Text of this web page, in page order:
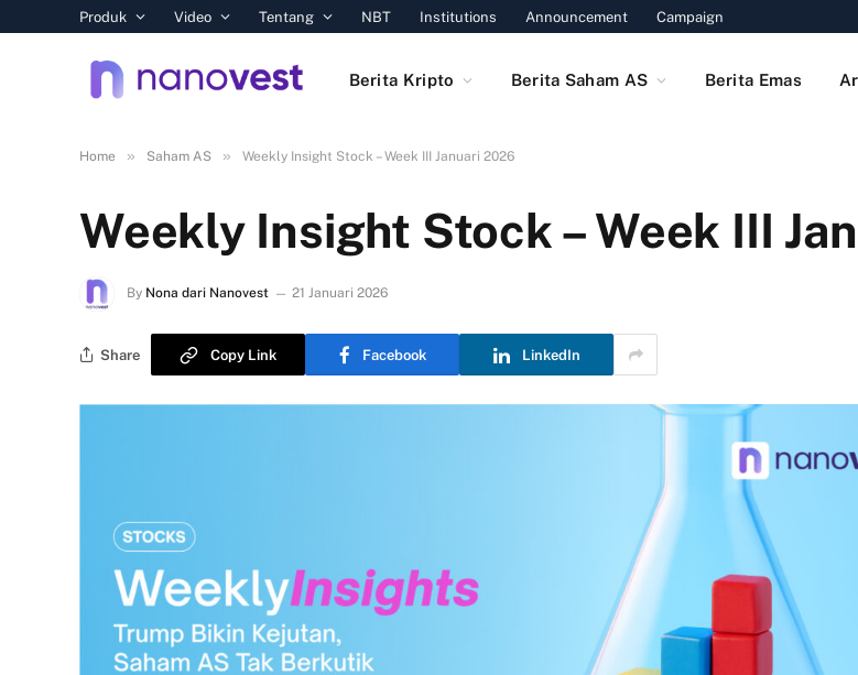
Produk Video Tentang NBT Institutions Announcement Campaign
Berita Kripto Berita Saham AS Berita Emas
Home » Saham AS » Weekly Insight Stock – Week III Januari 2026
Weekly Insight Stock – Week III
By Nona dari Nanovest 21 Januari 2026
Share Copy Link Facebook LinkedIn